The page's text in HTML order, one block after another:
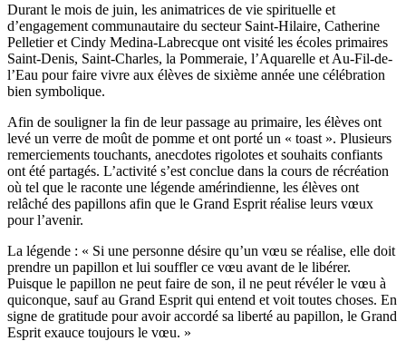
Durant le mois de juin, les animatrices de vie spirituelle et
d’engagement communautaire du secteur Saint-Hilaire, Catherine
Pelletier et Cindy Medina-Labrecque ont visité les écoles primaires
Saint-Denis, Saint-Charles, la Pommeraie, l’Aquarelle et Au-Fil-de-
l’Eau pour faire vivre aux élèves de sixième année une célébration
bien symbolique.
Afin de souligner la fin de leur passage au primaire, les élèves ont
levé un verre de moût de pomme et ont porté un « toast ». Plusieurs
remerciements touchants, anecdotes rigolotes et souhaits confiants
ont été partagés. L’activité s’est conclue dans la cours de récréation
où tel que le raconte une légende amérindienne, les élèves ont
relâché des papillons afin que le Grand Esprit réalise leurs vœux
pour l’avenir.
La légende : « Si une personne désire qu’un vœu se réalise, elle doit
prendre un papillon et lui souffler ce vœu avant de le libérer.
Puisque le papillon ne peut faire de son, il ne peut révéler le vœu à
quiconque, sauf au Grand Esprit qui entend et voit toutes choses. En
signe de gratitude pour avoir accordé sa liberté au papillon, le Grand
Esprit exauce toujours le vœu. »